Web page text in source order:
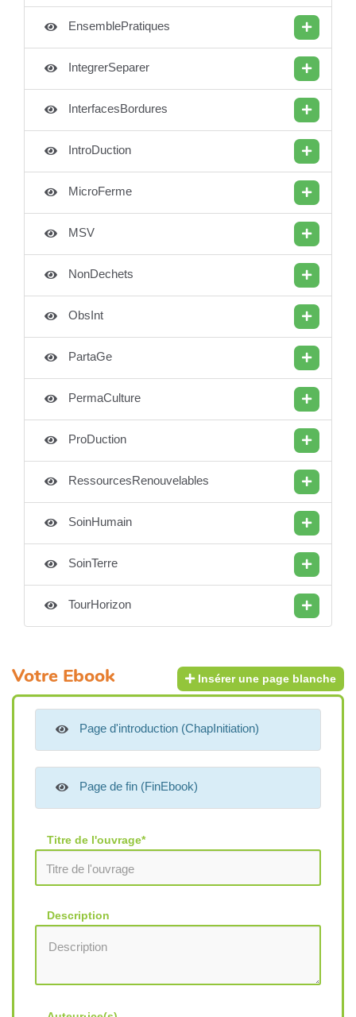
EnsemblePratiques
IntegrerSeparer
InterfacesBordures
IntroDuction
MicroFerme
MSV
NonDechets
ObsInt
PartaGe
PermaCulture
ProDuction
RessourcesRenouvelables
SoinHumain
SoinTerre
TourHorizon
Insérer une page blanche
Votre Ebook
Page d'introduction (ChapInitiation)
Page de fin (FinEbook)
Titre de l'ouvrage*
Description